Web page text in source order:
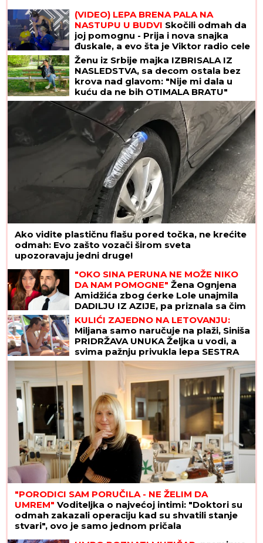
(VIDEO) LEPA BRENA PALA NA
NASTUPU U BUDVI Skočili odmah da
joj pomognu - Prija i nova snajka
đuskale, a evo šta je Viktor radio cele
noći
Ženu iz Srbije majka IZBRISALA IZ
NASLEDSTVA, sa decom ostala bez
krova nad glavom: "Nije mi dala u
kuću da ne bih OTIMALA BRATU"
Ako vidite plastičnu flašu pored točka, ne krećite
odmah: Evo zašto vozači širom sveta
upozoravaju jedni druge!
"OKO SINA PERUNA NE MOŽE NIKO
DA NAM POMOGNE" Žena Ognjena
Amidžića zbog ćerke Lole unajmila
DADILJU IZ AZIJE, pa priznala sa čim
se suočavaju u domu! (FOTO)
KULIĆI ZAJEDNO NA LETOVANJU:
Miljana samo naručuje na plaži, Siniša
PRIDRŽAVA UNUKA Željka u vodi, a
svima pažnju privukla lepa SESTRA
Tijana (VIDEO)
"PORODICI SAM PORUČILA - NE ŽELIM DA
UMREM" Voditeljka o najvećoj intimi: "Doktori su
odmah zakazali operaciju kad su shvatili stanje
stvari", ovo je samo jednom pričala